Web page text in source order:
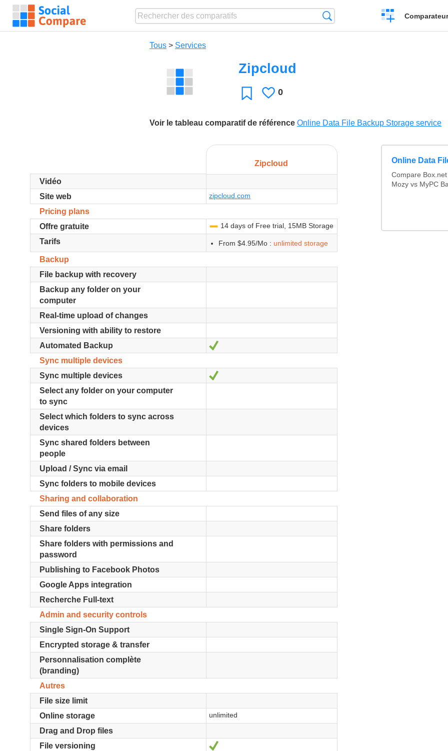
Créer
un
Tous > Services
Zipcloud
Favori J'aime
0
Voir le tableau comparatif de référence Online Data File Backup Storage service
Zipcloud
Vidéo
Site web
zipcloud.com
Pricing plans
Offre gratuite
-14 days of Free trial, 15MB Storage
Tarifs From $4.95/Mo : unlimited storage
Backup
File backup with recovery
Backup any folder on your
computer
Real-time upload of changes
Versioning with ability to restore
Automated Backup
Sync multiple devices
Sync multiple devices
Select any folder on your computer
to sync
Select which folders to sync across
devices
Sync shared folders between
people
Upload / Sync via email
Sync folders to mobile devices
Sharing and collaboration
Send files of any size
Share folders
Share folders with permissions and
password
Publishing to Facebook Photos
Google Apps integration
Recherche Full-text
Admin and security controls
Single Sign-On Support
Encrypted storage & transfer
Personnalisation complète
(branding)
Autres
File size limit
Online storage
unlimited
Drag and Drop files
File versioning
Online Data
Compare
Mozy vs MyPC